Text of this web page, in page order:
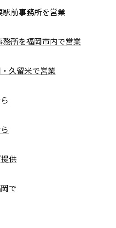
前事務所を営業
所を福岡市内で営業
久留米で営業
供
で